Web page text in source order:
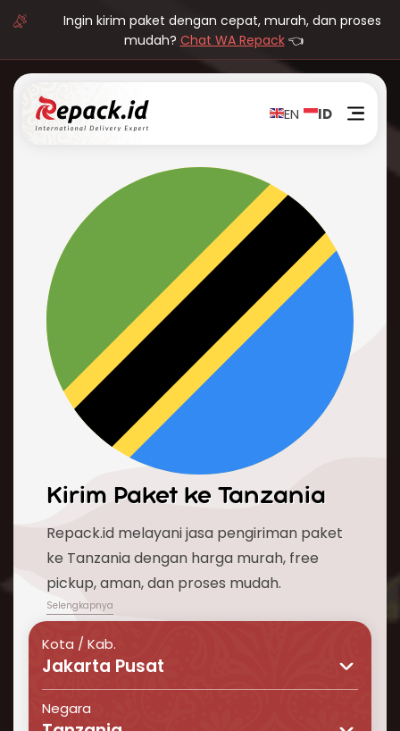
Ingin kirim paket dengan cepat, murah, dan proses
mudah? Chat WA Repack👈
EN ID
Kirim Paket ke Tanzania
Repack.id melayani jasa pengiriman paket
ke Tanzania dengan harga murah, free
pickup, aman, dan proses mudah.
Kota / Kab.
Jakarta Pusat
Negara